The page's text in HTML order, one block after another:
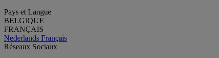
Pays et Langue
BELGIQUE
FRANÇAIS
Nederlands Français
Réseaux Sociaux